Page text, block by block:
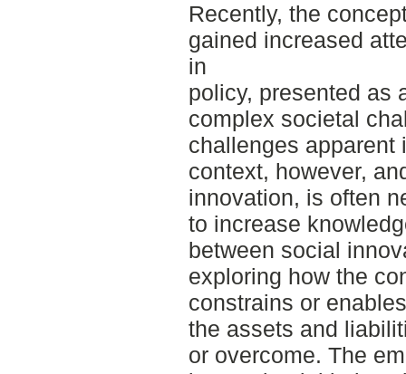
Recently, the
gained increased
in
policy, presented as
complex societal
challenges apparent
context, however,
innovation, is often
to increase
between social
exploring how the
constrains or
the assets and
or overcome. The